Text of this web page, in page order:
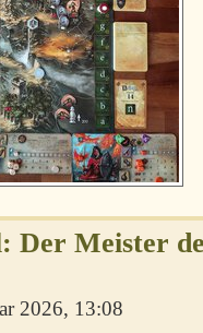
Der Meister
2026, 13:08